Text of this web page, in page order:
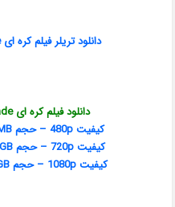
دانلود تریلر فیلم کره ای Illang The Wolf Brigade
دانلود فیلم کره ای Illang The Wolf Brigade
کیفیت 480p – حجم 591MB – انکودر: ProMovies
کیفیت 720p – حجم 1.34GB – انکودر: ProMovies
کیفیت 1080p – حجم 2.13GB – انکودر: ProMovies